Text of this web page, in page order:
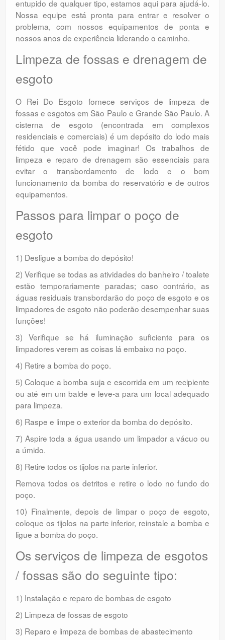
entupido de qualquer tipo, estamos aqui para ajudá-lo.
Nossa equipe está pronta para entrar e resolver o
problema, com nossos equipamentos de ponta e
nossos anos de experiência liderando o caminho.
Limpeza de fossas e drenagem de
esgoto
O Rei Do Esgoto fornece serviços de limpeza de
fossas e esgotos em São Paulo e Grande São Paulo. A
cisterna de esgoto (encontrada em complexos
residenciais e comerciais) é um depósito do lodo mais
fétido que você pode imaginar! Os trabalhos de
limpeza e reparo de drenagem são essenciais para
evitar o transbordamento de lodo e o bom
funcionamento da bomba do reservatório e de outros
equipamentos.
Passos para limpar o poço de
esgoto
1) Desligue a bomba do depósito!
2) Verifique se todas as atividades do banheiro / toalete
estão temporariamente paradas; caso contrário, as
águas residuais transbordarão do poço de esgoto e os
limpadores de esgoto não poderão desempenhar suas
funções!
3) Verifique se há iluminação suficiente para os
limpadores verem as coisas lá embaixo no poço.
4) Retire a bomba do poço.
5) Coloque a bomba suja e escorrida em um recipiente
ou até em um balde e leve-a para um local adequado
para limpeza.
6) Raspe e limpe o exterior da bomba do depósito.
7) Aspire toda a água usando um limpador a vácuo ou
a úmido.
8) Retire todos os tijolos na parte inferior.
Remova todos os detritos e retire o lodo no fundo do
poço.
10) Finalmente, depois de limpar o poço de esgoto,
coloque os tijolos na parte inferior, reinstale a bomba e
ligue a bomba do poço.
Os serviços de limpeza de esgotos
/ fossas são do seguinte tipo:
1) Instalação e reparo de bombas de esgoto
2) Limpeza de fossas de esgoto
3) Reparo e limpeza de bombas de abastecimento